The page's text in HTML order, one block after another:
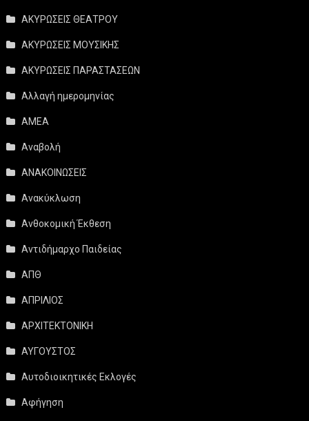
ΑΚΥΡΩΣΕΙΣ ΘΕΑΤΡΟΥ
ΑΚΥΡΩΣΕΙΣ ΜΟΥΣΙΚΗΣ
ΑΚΥΡΩΣΕΙΣ ΠΑΡΑΣΤΑΣΕΩΝ
Αλλαγή ημερομηνίας
ΑΜΕΑ
Αναβολή
ΑΝΑΚΟΙΝΩΣΕΙΣ
Ανακύκλωση
Ανθοκομική Έκθεση
Αντιδήμαρχο Παιδείας
ΑΠΘ
ΑΠΡΙΛΙΟΣ
ΑΡΧΙΤΕΚΤΟΝΙΚΗ
ΑΥΓΟΥΣΤΟΣ
Αυτοδιοικητικές Εκλογές
Αφήγηση